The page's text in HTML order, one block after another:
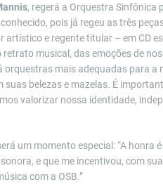
, regerá a Orquestra Sinfônica
pois já regeu as três
artístico e regente titular – em CD
musical, das emoções de
mais adequadas para a
belezas e mazelas. É
valorizar nossa identidade,
um momento especial: “A honra
e que me incentivou, com
com a OSB.”